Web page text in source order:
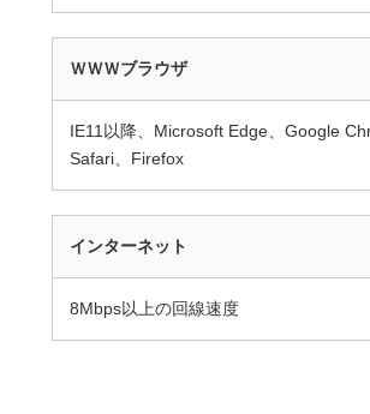
ＷＷＷブラウザ
IE11以降、Microsoft Edge、Google
Safari、Firefox
インターネット
8Mbps以上の回線速度